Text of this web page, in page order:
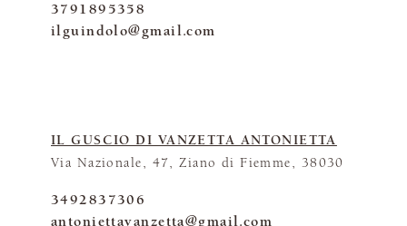
3791895358
ilguindolo@gmail.com
IL GUSCIO DI VANZETTA ANTONIETTA
Via Nazionale, 47, Ziano di Fiemme, 38030
3492837306
antoniettavanzetta@gmail.com